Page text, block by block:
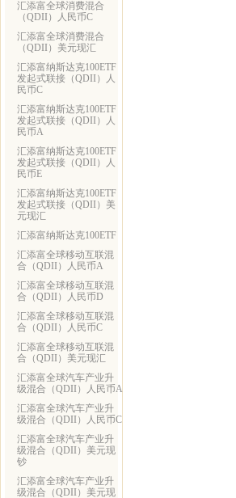
汇添富全球消费混合
（QDII）人民币C
汇添富全球消费混合
（QDII）美元现汇
汇添富纳斯达克100ETF
发起式联接（QDII）人
民币C
汇添富纳斯达克100ETF
发起式联接（QDII）人
民币A
汇添富纳斯达克100ETF
发起式联接（QDII）人
民币E
汇添富纳斯达克100ETF
发起式联接（QDII）美
元现汇
汇添富纳斯达克100ETF
汇添富全球移动互联混
合（QDII）人民币A
汇添富全球移动互联混
合（QDII）人民币D
汇添富全球移动互联混
合（QDII）人民币C
汇添富全球移动互联混
合（QDII）美元现汇
汇添富全球汽车产业升
级混合（QDII）人民币A
汇添富全球汽车产业升
级混合（QDII）人民币C
汇添富全球汽车产业升
级混合（QDII）美元现
钞
汇添富全球汽车产业升
级混合（QDII）美元现